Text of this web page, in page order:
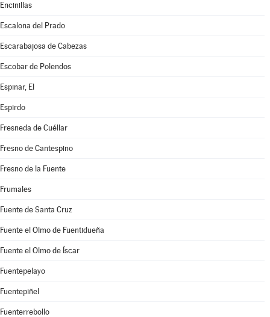
Encinillas
Escalona del Prado
Escarabajosa de Cabezas
Escobar de Polendos
Espinar, El
Espirdo
Fresneda de Cuéllar
Fresno de Cantespino
Fresno de la Fuente
Frumales
Fuente de Santa Cruz
Fuente el Olmo de Fuentidueña
Fuente el Olmo de Íscar
Fuentepelayo
Fuentepiñel
Fuenterrebollo